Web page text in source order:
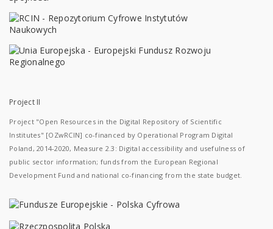
Project II
Project "Open Resources in the Digital Repository of Scientific
Institutes" [OZwRCIN] co-financed by Operational Program Digital
Poland, 2014-2020, Measure 2.3: Digital accessibility and usefulness of
public sector information; funds from the European Regional
Development Fund and national co-financing from the state budget.